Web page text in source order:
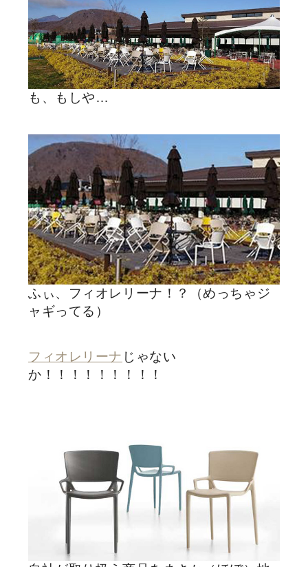
も、もしや…
ふぃ、フィオレリーナ！？（めっちゃジ
ャギってる）
フィオレリーナ じゃない
か！！！！！！！！！